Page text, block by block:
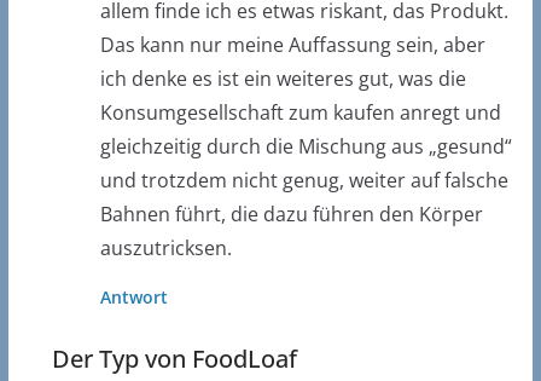
allem finde ich es etwas riskant, das Produkt.
Das kann nur meine Auffassung sein, aber
ich denke es ist ein weiteres gut, was die
Konsumgesellschaft zum kaufen anregt und
gleichzeitig durch die Mischung aus „gesund“
und trotzdem nicht genug, weiter auf falsche
Bahnen führt, die dazu führen den Körper
auszutricksen.
Antwort
Der Typ von FoodLoaf